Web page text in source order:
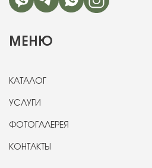
МЕНЮ
КАТАЛОГ
УСЛУГИ
ФОТОГАЛЕРЕЯ
КОНТАКТЫ